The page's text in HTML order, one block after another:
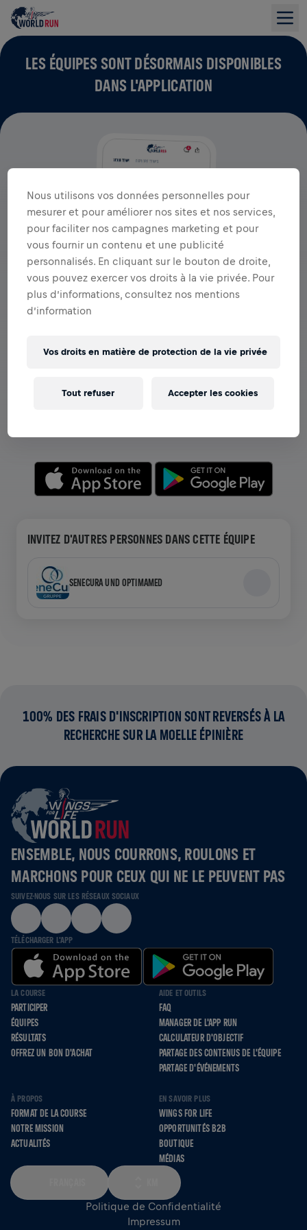
LES ÉQUIPES SONT DÉSORMAIS DISPONIBLES
DANS L'APPLICATION
VOIR LES ÉQUIPES DANS L'APPLICATION
vôtre, explorez tout ce qui concerne les Équipes dans
INVITEZ D'AUTRES PERSONNES DANS CETTE ÉQUIPE
SENECURA UND OPTIMAMED
100% DES FRAIS D'INSCRIPTION SONT REVERSÉS À LA
RECHERCHE SUR LA MOELLE ÉPINIÈRE
ENSEMBLE, NOUS COURRONS, ROULONS ET
MARCHONS POUR CEUX QUI NE LE PEUVENT PAS
SUIVEZ-NOUS SUR LES RÉSEAUX SOCIAUX
TÉLÉCHARGER L'APP
LA COURSE
PARTICIPER
ÉQUIPES
RÉSULTATS
OFFREZ UN BON D'ACHAT
AIDE ET OUTILS
FAQ
MANAGER DE L'APP RUN
CALCULATEUR D'OBJECTIF
PARTAGE DES CONTENUS DE L'ÉQUIPE
PARTAGE D'ÉVÉNEMENTS
À PROPOS
FORMAT DE LA COURSE
NOTRE MISSION
ACTUALITÉS
EN SAVOIR PLUS
WINGS FOR LIFE
OPPORTUNITÉS B2B
BOUTIQUE
MÉDIAS
Politique de Confidentialité
Impressum
Nous utilisons vos données personnelles pour
mesurer et pour améliorer nos sites et nos services,
pour faciliter nos campagnes marketing et pour
vous fournir un contenu et une publicité
personnalisés. En cliquant sur le bouton de droite,
vous pouvez exercer vos droits à la vie privée. Pour
plus d’informations, consultez nos mentions
d’information
Vos droits en matière de protection de la vie privée
Tout refuser Accepter les cookies